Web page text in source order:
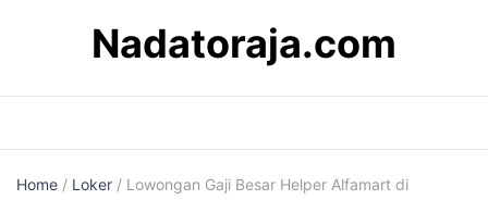
Nadatoraja.com
Home / Loker / Lowongan Gaji Besar Helper Alfamart di